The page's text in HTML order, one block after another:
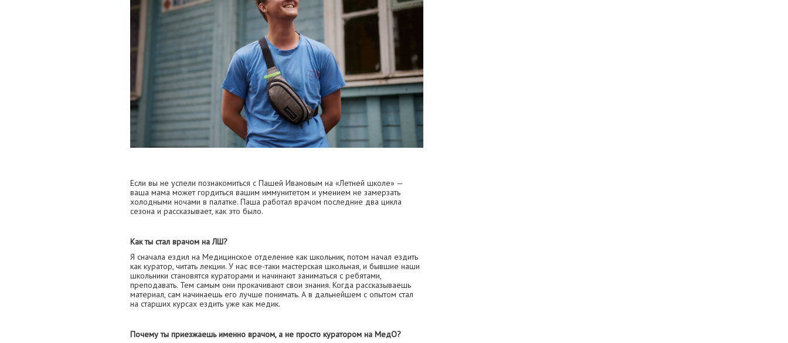
Если вы не успели познакомиться с Пашей Ивановым на «Летней школе» —
ваша мама может гордиться вашим иммунитетом и умением не замерзать
холодными ночами в палатке. Паша работал врачом последние два цикла
сезона и рассказывает, как это было.
Как ты стал врачом на ЛШ?
Я сначала ездил на Медицинское отделение как школьник, потом начал ездить
как куратор, читать лекции. У нас все-таки мастерская школьная, и бывшие наши
школьники становятся кураторами и начинают заниматься с ребятами,
преподавать. Тем самым они прокачивают свои знания. Когда рассказываешь
материал, сам начинаешь его лучше понимать. А в дальнейшем с опытом стал
на старших курсах ездить уже как медик.
Почему ты приезжаешь именно врачом, а не просто куратором на МедО?